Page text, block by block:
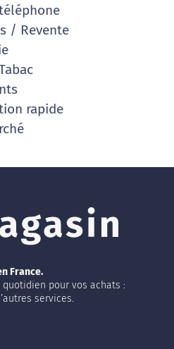
/ Revente
rapide
France.
quotidien pour vos achats :
services.